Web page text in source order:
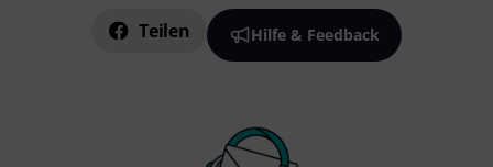
Teilen Hilfe & Feedback